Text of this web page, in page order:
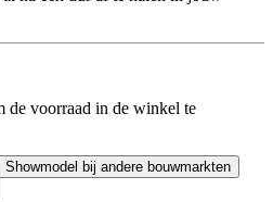
de voorraad in de winkel te
Showmodel bij andere bouwmarkten